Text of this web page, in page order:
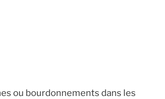
ou bourdonnements dans les